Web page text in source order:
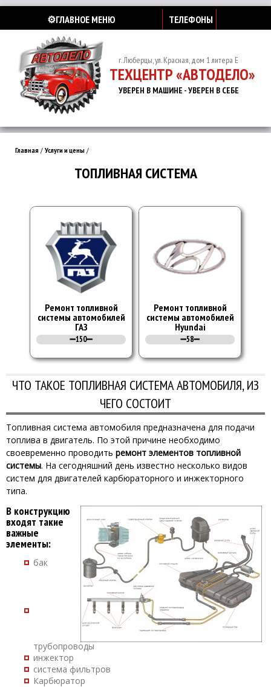
⚙️ГЛАВНОЕ МЕНЮ ТЕЛЕФОНЫ
г. Люберцы, ул. Красная, дом 1 литера Е
ТЕХЦЕНТР «АВТОДЕЛО»
УВЕРЕН В МАШИНЕ - УВЕРЕН В СЕБЕ
Главная / Услуги и цены /
ТОПЛИВНАЯ СИСТЕМА
Ремонт топливной
системы автомобилей
ГАЗ
➖150➖
Ремонт топливной
системы автомобилей
Hyundai
➖58➖
ЧТО ТАКОЕ ТОПЛИВНАЯ СИСТЕМА АВТОМОБИЛЯ, ИЗ
ЧЕГО СОСТОИТ
Топливная система автомобиля предназначена для подачи
топлива в двигатель. По этой причине необходимо
своевременно проводить ремонт элементов топливной
системы. На сегодняшний день известно несколько видов
систем для двигателей карбюраторного и инжекторного
типа.
В конструкцию
входят такие
важные
элементы:
бак
трубопроводы
инжектор
система фильтров
Карбюратор